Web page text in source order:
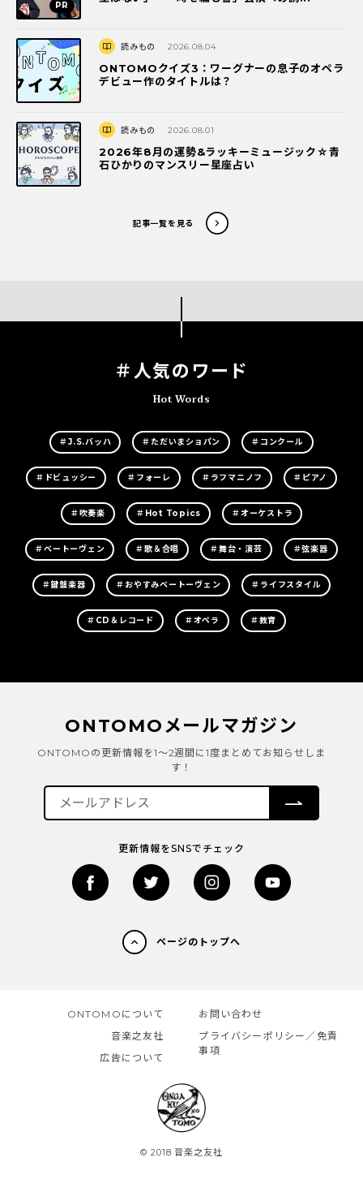
読みもの 2026.08.04
ONTOMOクイズ3：ワーグナーの息子のオペラ
デビュー作のタイトルは？
読みもの 2026.08.01
2026年8月の運勢&ラッキーミュージック☆青
石ひかりのマンスリー星座占い
記事一覧を見る
＃人気のワード
Hot Words
＃J.S.バッハ ＃ただいまショパン ＃コンクール
＃ドビュッシー ＃フォーレ ＃ラフマニノフ ＃ピアノ
＃吹奏楽 ＃Hot Topics ＃オーケストラ
＃ベートーヴェン ＃歌＆合唱 ＃舞台・演芸 ＃弦楽器
＃鍵盤楽器 ＃おやすみベートーヴェン ＃ライフスタイル
＃CD＆レコード ＃オペラ ＃教育
ONTOMOメールマガジン
ONTOMOの更新情報を1～2週間に1度まとめてお知らせしま
す！
更新情報をSNSでチェック
ページのトップへ
ONTOMOについて
音楽之友社
広告について
お問い合わせ
プライバシーポリシー／免責
事項
© 2018 音楽之友社